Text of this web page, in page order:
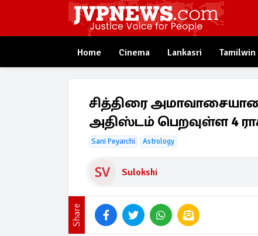
Home Cinema Lankasri Tamilwin
சித்திரை அமாவாசையான
அதிஸ்டம் பெறவுள்ள 4
Sani Peyarchi Astrology
Sulokshi
Share